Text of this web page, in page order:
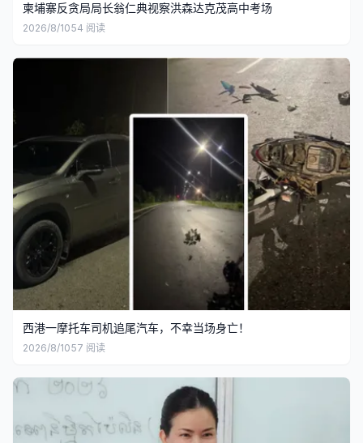
柬埔寨反贪局局长翁仁典视察洪森达克茂高中考场
2026/8/1054 阅读
西港一摩托车司机追尾汽车，不幸当场身亡！
2026/8/1057 阅读